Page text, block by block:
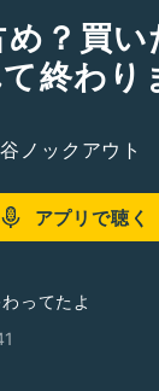
？買い
終わり
ノックアウト
アプリで聴く
ってたよ